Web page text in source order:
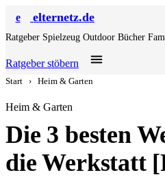
e elternetz.de
Ratgeber Spielzeug Outdoor Bücher
Ratgeber stöbern
Start › Heim & Garten
Heim & Garten
Die 3 besten
die Werkstatt